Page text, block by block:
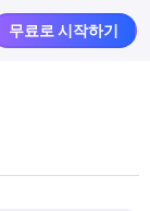
무료로 시작하기